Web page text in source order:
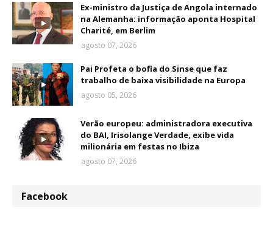
Ex-ministro da Justiça de Angola internado
na Alemanha: informação aponta Hospital
Charité, em Berlim
agosto 07, 2026
Pai Profeta o bofia do Sinse que faz
trabalho de baixa visibilidade na Europa
agosto 05, 2026
Verão europeu: administradora executiva
do BAI, Irisolange Verdade, exibe vida
milionária em festas no Ibiza
agosto 07, 2026
Facebook